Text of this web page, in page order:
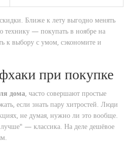
Ближе к лету выгодно менять
технику — покупать в ноябре на
к выбору с умом, сэкономите и
при покупке
дома, часто совершают простые
если знать пару хитростей. Люди
не думая, нужно ли это вообще.
— классика. На деле дешёвое